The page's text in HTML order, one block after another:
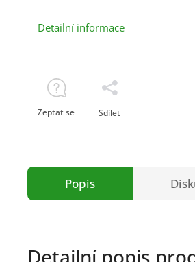
Detailní informace
Zeptat se Sdílet
Popis
Detailní popis